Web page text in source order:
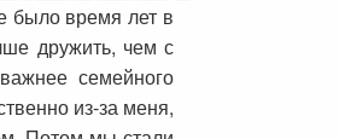
было время лет в
дружить, чем с
семейного
из-за меня,